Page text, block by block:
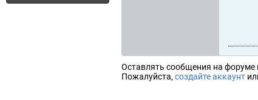
Оставлять сообщения на форуме
Пожалуйста, создайте аккаунт